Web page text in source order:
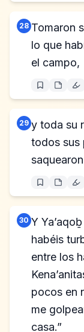
28 Tomaron
lo que
el campo,
29 y toda su
todos sus
30 Y
habéis
entre los
pocos en
me
casa.”